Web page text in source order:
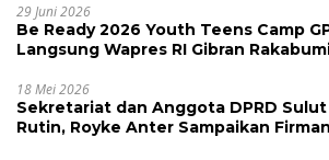
29 Juni 2026
Be Ready 2026 Youth Teens Camp
Langsung Wapres RI Gibran
18 Mei 2026
Sekretariat dan Anggota DPRD Sulut
Rutin, Royke Anter Sampaikan